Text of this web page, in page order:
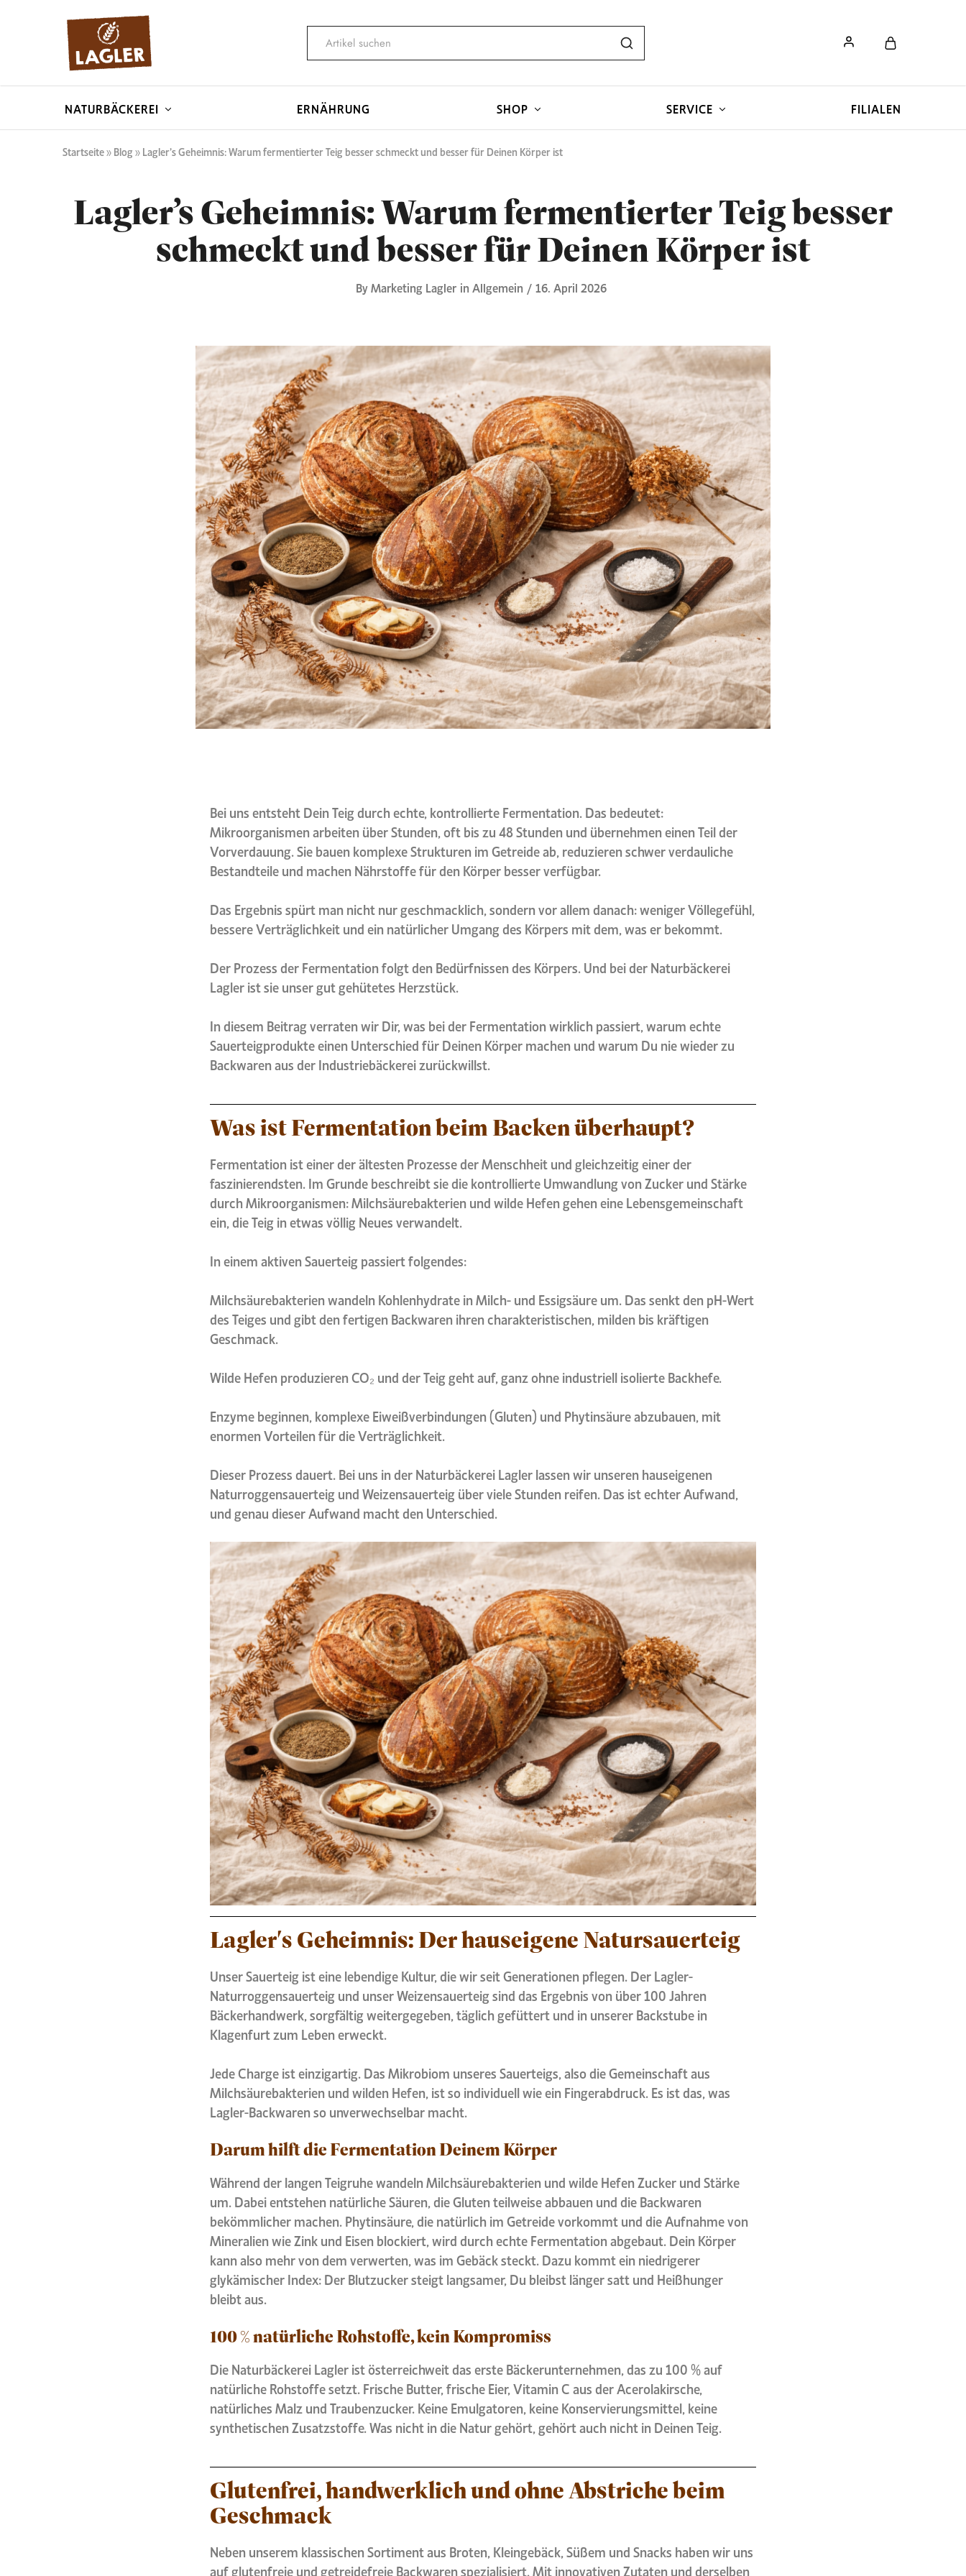
Naturbäckerei
Lagler
Deine
Bäckerei
aus
Klagenfurt.
Sauerteige
mit
Liebe
Detail
NATURBÄCKEREI ERNÄHRUNG SHOP SERVICE FILIALEN
Startseite» Blog » Lagler’s Geheimnis: Warum fermentierter Teig besser schmeckt und besser für Deinen Körper ist
Lagler’s Geheimnis: Warum fermentierter Teig besser
schmeckt und besser für Deinen Körper ist
ByMarketing Lagler in Allgemein 16. April 2026
Bei uns entsteht Dein Teig durch echte, kontrollierte Fermentation. Das bedeutet:
Mikroorganismen arbeiten über Stunden, oft bis zu 48 Stunden und übernehmen einen Teil der
Vorverdauung. Sie bauen komplexe Strukturen im Getreide ab, reduzieren schwer verdauliche
Bestandteile und machen Nährstoffe für den Körper besser verfügbar.
Das Ergebnis spürt man nicht nur geschmacklich, sondern vor allem danach: weniger Völlegefühl,
bessere Verträglichkeit und ein natürlicher Umgang des Körpers mit dem, was er bekommt.
Der Prozess der Fermentation folgt den Bedürfnissen des Körpers. Und bei der Naturbäckerei
Lagler ist sie unser gut gehütetes Herzstück.
In diesem Beitrag verraten wir Dir, was bei der Fermentation wirklich passiert, warum echte
Sauerteigprodukte einen Unterschied für Deinen Körper machen und warum Du nie wieder zu
Backwaren aus der Industriebäckerei zurückwillst.
Was ist Fermentation beim Backen überhaupt?
Fermentation ist einer der ältesten Prozesse der Menschheit und gleichzeitig einer der
faszinierendsten. Im Grunde beschreibt sie die kontrollierte Umwandlung von Zucker und Stärke
durch Mikroorganismen: Milchsäurebakterien und wilde Hefen gehen eine Lebensgemeinschaft
ein, die Teig in etwas völlig Neues verwandelt.
In einem aktiven Sauerteig passiert folgendes:
Milchsäurebakterien wandeln Kohlenhydrate in Milch- und Essigsäure um. Das senkt den pH-Wert
des Teiges und gibt den fertigen Backwaren ihren charakteristischen, milden bis kräftigen
Geschmack.
Wilde Hefen produzieren CO₂ und der Teig geht auf, ganz ohne industriell isolierte Backhefe.
Enzyme beginnen, komplexe Eiweißverbindungen (Gluten) und Phytinsäure abzubauen, mit
enormen Vorteilen für die Verträglichkeit.
Dieser Prozess dauert. Bei uns in der Naturbäckerei Lagler lassen wir unseren hauseigenen
Naturroggensauerteig und Weizensauerteig über viele Stunden reifen. Das ist echter Aufwand,
und genau dieser Aufwand macht den Unterschied.
Lagler's Geheimnis: Der hauseigene Natursauerteig
Unser Sauerteig ist eine lebendige Kultur, die wir seit Generationen pflegen. Der Lagler-
Naturroggensauerteig und unser Weizensauerteig sind das Ergebnis von über 100 Jahren
Bäckerhandwerk, sorgfältig weitergegeben, täglich gefüttert und in unserer Backstube in
Klagenfurt zum Leben erweckt.
Jede Charge ist einzigartig. Das Mikrobiom unseres Sauerteigs, also die Gemeinschaft aus
Milchsäurebakterien und wilden Hefen, ist so individuell wie ein Fingerabdruck. Es ist das, was
Lagler-Backwaren so unverwechselbar macht.
Darum hilft die Fermentation Deinem Körper
Während der langen Teigruhe wandeln Milchsäurebakterien und wilde Hefen Zucker und Stärke
um. Dabei entstehen natürliche Säuren, die Gluten teilweise abbauen und die Backwaren
bekömmlicher machen. Phytinsäure, die natürlich im Getreide vorkommt und die Aufnahme von
Mineralien wie Zink und Eisen blockiert, wird durch echte Fermentation abgebaut. Dein Körper
kann also mehr von dem verwerten, was im Gebäck steckt. Dazu kommt ein niedrigerer
glykämischer Index: Der Blutzucker steigt langsamer, Du bleibst länger satt und Heißhunger
bleibt aus.
100 % natürliche Rohstoffe, kein Kompromiss
Die Naturbäckerei Lagler ist österreichweit das erste Bäckerunternehmen, das zu 100 % auf
natürliche Rohstoffe setzt. Frische Butter, frische Eier, Vitamin C aus der Acerolakirsche,
natürliches Malz und Traubenzucker. Keine Emulgatoren, keine Konservierungsmittel, keine
synthetischen Zusatzstoffe. Was nicht in die Natur gehört, gehört auch nicht in Deinen Teig.
Glutenfrei, handwerklich und ohne Abstriche beim
Geschmack
Neben unserem klassischen Sortiment aus Broten, Kleingebäck, Süßem und Snacks haben wir uns
auf glutenfreie und getreidefreie Backwaren spezialisiert. Mit innovativen Zutaten und derselben